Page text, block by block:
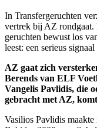
In Transfergeruchten
vertrek bij AZ rondgaat.
geruchten bewust los
leest: een serieus
AZ gaat zich
Berends van ELF
Vangelis Pavlidis, die
gebracht met AZ,
Vasilios Pavlidis